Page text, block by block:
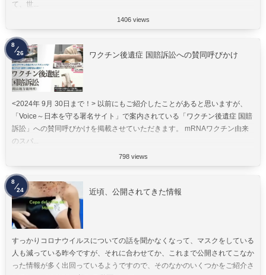
て、世...
1406 views
ワクチン後遺症 国賠訴訟への賛同呼びかけ
<2024年 9月 30日まで！> 以前にもご紹介したことがあると思いますが、
「Voice～日本を守る署名サイト」で案内されている「ワクチン後遺症 国賠
訴訟」への賛同呼びかけを掲載させていただきます。 mRNAワクチン由来
のスパ...
798 views
8
26
近頃、公開されてきた情報
すっかりコロナウイルスについての話を聞かなくなって、マスクをしている
人も減っている昨今ですが、それに合わせてか、これまで公開されてこなか
った情報が多く出回っているようですので、そのなかのいくつかをご紹介さ
8
24